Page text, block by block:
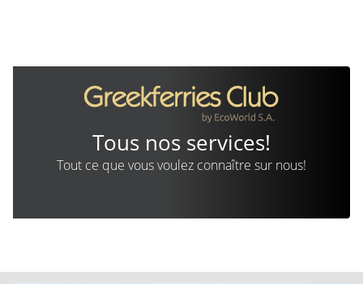
Tous nos services!
Tout ce que vous voulez connaître sur nous!